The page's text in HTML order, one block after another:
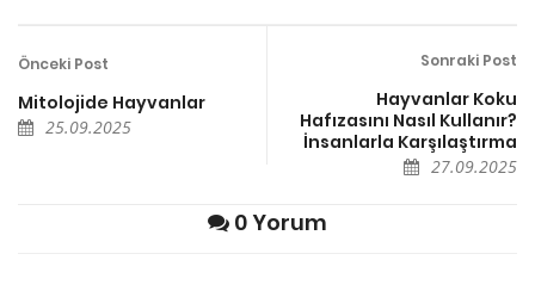
Önceki Post
Mitolojide Hayvanlar
25.09.2025
Sonraki Post
Hayvanlar Koku
Hafızasını Nasıl Kullanır?
İnsanlarla Karşılaştırma
27.09.2025
0 Yorum